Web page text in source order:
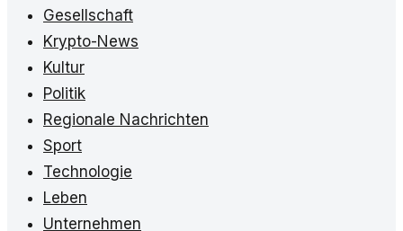
Gesellschaft
Krypto-News
Kultur
Politik
Regionale Nachrichten
Sport
Technologie
Leben
Unternehmen